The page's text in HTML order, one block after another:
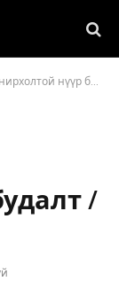
будалт /бичлэгүүд/
/